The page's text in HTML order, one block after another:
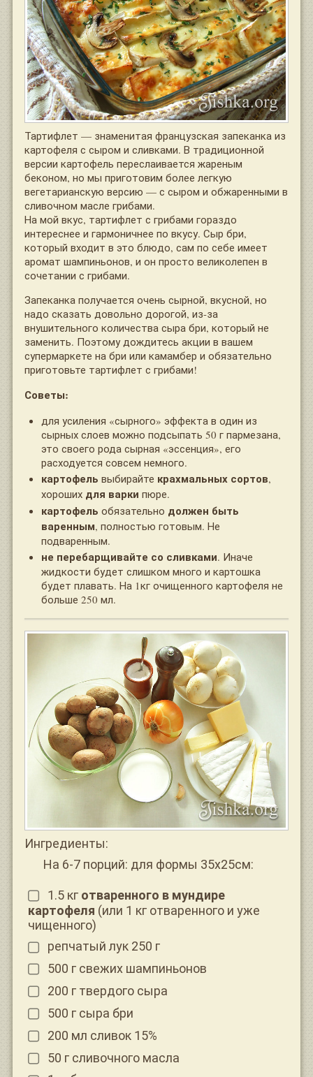
Тартифлет — знаменитая французская запеканка из
картофеля с сыром и сливками. В традиционной
версии картофель переслаивается жареным
беконом, но мы приготовим более легкую
вегетарианскую версию — с сыром и обжаренными в
сливочном масле грибами.
На мой вкус, тартифлет с грибами гораздо
интереснее и гармоничнее по вкусу. Сыр бри,
который входит в это блюдо, сам по себе имеет
аромат шампиньонов, и он просто великолепен в
сочетании с грибами.
Запеканка получается очень сырной, вкусной, но
надо сказать довольно дорогой, из-за
внушительного количества сыра бри, который не
заменить. Поэтому дождитесь акции в вашем
супермаркете на бри или камамбер и обязательно
приготовьте тартифлет с грибами!
Советы:
для усиления «сырного» эффекта в один из
сырных слоев можно подсыпать 50 г пармезана,
это своего рода сырная «эссенция», его
расходуется совсем немного.
картофель выбирайте крахмальных сортов,
хороших для варки пюре.
картофель обязательно должен быть
варенным, полностью готовым. Не
подваренным.
не перебарщивайте со сливками. Иначе
жидкости будет слишком много и картошка
будет плавать. На 1кг очищенного картофеля не
больше 250 мл.
Ингредиенты:
На 6-7 порций: для формы 35х25см:
1.5 кг отваренного в мундире
картофеля (или 1 кг отваренного и уже
чищенного)
репчатый лук 250 г
500 г свежих шампиньонов
200 г твердого сыра
500 г сыра бри
200 мл сливок 15%
50 г сливочного масла